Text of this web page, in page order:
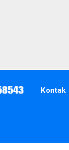
Kontak